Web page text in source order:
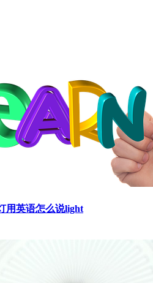
用英语怎么说light